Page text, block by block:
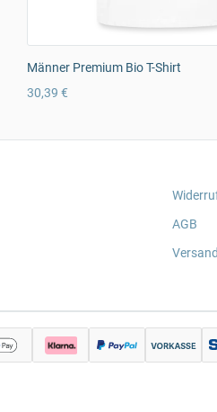
Männer Premium Bio T-Shirt
30,39 €
AGB
Versand